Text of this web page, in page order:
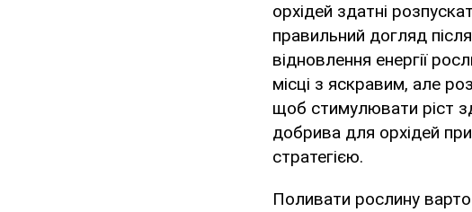
орхідей здатні
правильний догляд
відновлення енергії
місці з яскравим, але
щоб стимулювати ріст
добрива для орхідей
стратегією.
Поливати рослину